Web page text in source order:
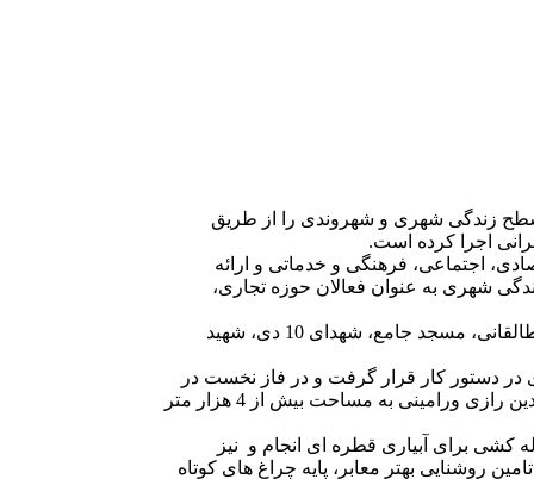
زندگی شهری و شهروندی را از طریق
اجرا کرده است.
اجتماعی، فرهنگی و خدماتی و ارائه
شهری به عنوان فعالان حوزه تجاری،
وی در ادامه خاطرنشان کرد: از چهار سال گذشته تاکنون پروژه بهسازی و پیاده روسازی معابر اصلی و پرتردد شهر در خیابان های آیت الله طالقانی، مسجد جامع، شهدای 10 دی، شهید
اصلی و مرکز تجاری در دستور کار قرار گرفت و در فاز نخست در
رازی ورامینی به مساحت بیش از 4 هزار متر
کشی برای آبیاری قطره ای انجام و نیز
روشنایی بهتر معابر، پایه چراغ های کوتاه